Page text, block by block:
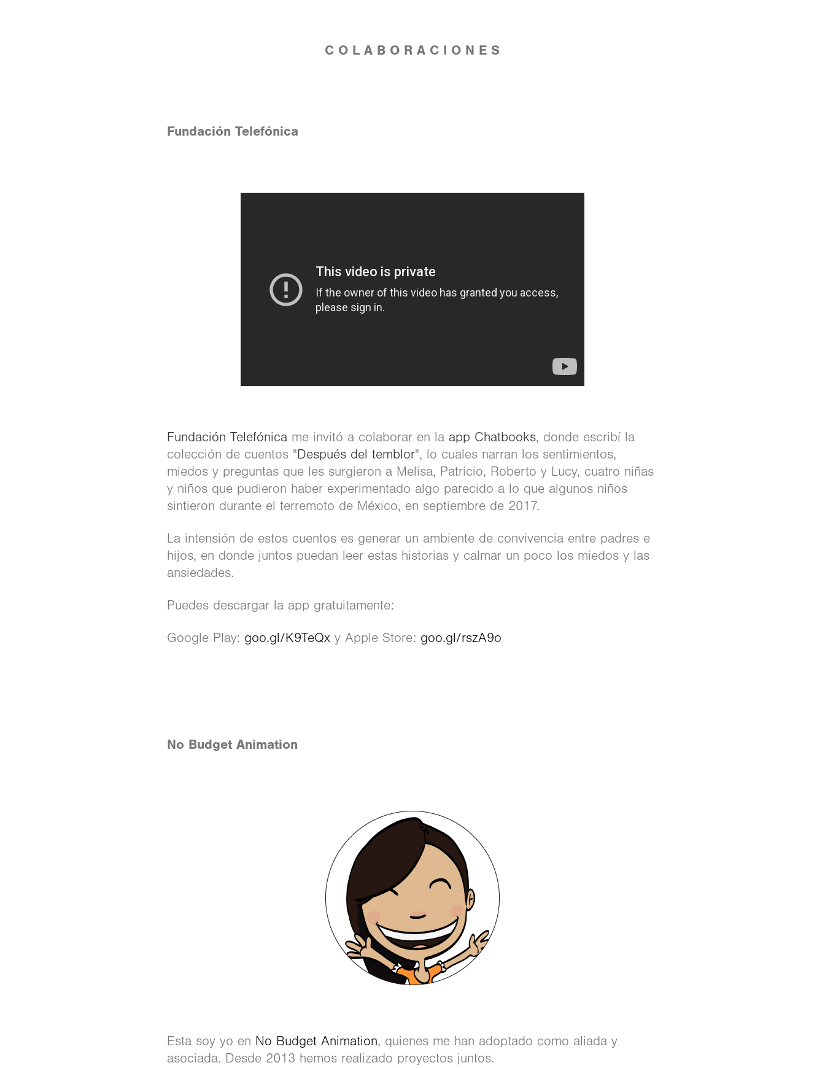
C O L A B O R A C I O N E S
Fundación Telefónica
Fundación Telefónicame invitó a colaborar en la app Chatbooks, donde escribí la
colección de cuentos "Después del temblor", lo cuales narran los sentimientos,
miedos y preguntas que les surgieron a Melisa, Patricio, Roberto y Lucy, cuatro niñas
y niños que pudieron haber experimentado algo parecido a lo que algunos niños
sintieron durante el terremoto de México, en septiembre de 2017.
La intensión de estos cuentos es generar un ambiente de convivencia entre padres e
hijos, en donde juntos puedan leer estas historias y calmar un poco los miedos y las
ansiedades.
Puedes descargar la app gratuitamente:
Google Play: goo.gl/K9TeQxy Apple Store: goo.gl/rszA9o
No Budget Animation
Esta soy yo en No Budget Animation, quienes me han adoptado como aliada y
asociada. Desde 2013 hemos realizado proyectos juntos.